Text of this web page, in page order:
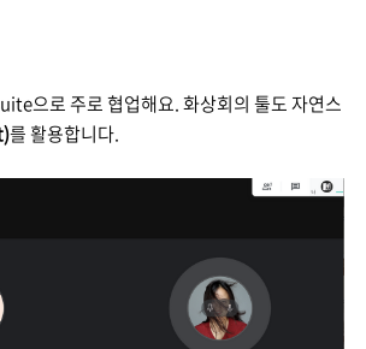
으로 주로 협업해요. 화상회의 툴도 자연스
를 활용합니다.